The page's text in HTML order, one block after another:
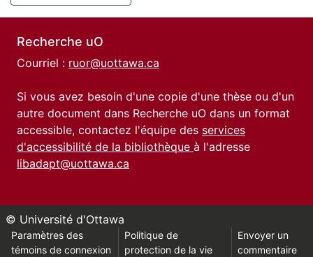
Recherche uO
Courriel : ruor@uottawa.ca
Si vous avez besoin d'une copie d'une thèse ou d'un
autre document dans Recherche uO dans un format
accessible, contactez l'équipe des services
d'accessibilité de la bibliothèque à l'adresse
libadapt@uottawa.ca
© Université d'Ottawa
Paramètres des
témoins de connexion
Politique de
protection de la vie
Envoyer un
commentaire